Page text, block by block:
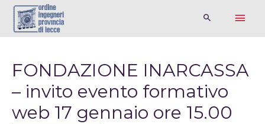
FONDAZIONE INARCASSA
– invito evento formativo
web 17 gennaio ore 15.00